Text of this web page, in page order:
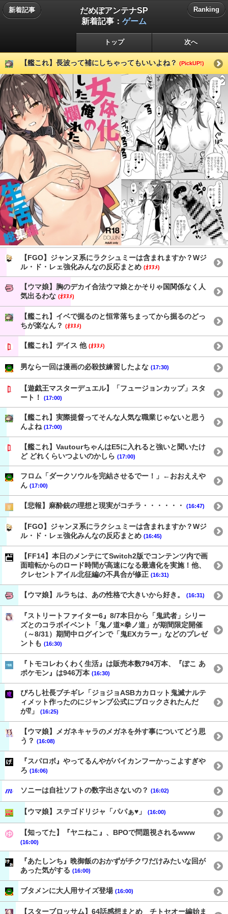
新着記事
だめぽアンテナSP
新着記事： ゲーム
Ranking
トップ 次へ
【艦これ】長波って補にしちゃってもいいよね？ (PickUP!)
【FGO】ジャンヌ系にラクシュミーは含まれますか？Wジ
ル・ド・レェ強化みんなの反応まとめ (ｵﾇﾇﾒ)
【ウマ娘】胸のデカイ合法ウマ娘とかそりゃ国関係なく人
気出るわな (ｵﾇﾇﾒ)
【艦これ】イベで掘るのと恒常落ちまってから掘るのどっ
ちが楽なん？ (ｵﾇﾇﾒ)
【艦これ】デイス 他 (ｵﾇﾇﾒ)
男なら一回は漫画の必殺技練習したよな (17:30)
【遊戯王マスターデュエル】「フュージョンカップ」スタ
ート！
(17:00)
【艦これ】実際提督ってそんな人気な職業じゃないと思う
んよね (17:00)
【艦これ】VautourちゃんはE5に入れると強いと聞いたけ
ど どれくらいつよいのかしら (17:00)
フロム「ダークソウルを完結させるでー！」←おおええや
ん (17:00)
【悲報】麻酔銃の理想と現実がコチラ・・・・・・ (16:47)
【FGO】ジャンヌ系にラクシュミーは含まれますか？Wジ
ル・ド・レェ強化みんなの反応まとめ (16:45)
【FF14】本日のメンテにてSwitch2版でコンテンツ内で画
面暗転からのロード時間が高速になる最適化を実施！他、
クレセントアイル北征編の不具合が修正 (16:31)
【ウマ娘】ルラちは、あの性格で大きいから好き。 (16:31)
『ストリートファイター6』8/7本日から「鬼武者」シリー
ズとのコラボイベント「鬼ノ道×拳ノ道」が期間限定開催
（～8/31）期間中ログインで「鬼EXカラー」などのプレゼ
ントも (16:30)
『トモコレわくわく生活』は販売本数794万本、『ぽこ あ
ポケモン』は946万本 (16:30)
ぴろし社長ブチギレ「ジョジョASBカカロット鬼滅ナルテ
ィメット作ったのにジャンブ公式にブロックされたんだ
が⁉」
(16:25)
【ウマ娘】メガネキャラのメガネを外す事についてどう思
う？ (16:08)
『スパロボ』やってるんやがバイカンフーかっこよすぎや
ろ (16:06)
ソニーは自社ソフトの数字出さないの？ (16:02)
【ウマ娘】ステゴドリジャ「パパぁ♥」 (16:00)
【知ってた】『ヤニねこ』、BPOで問題視されるwww
(16:00)
『あたしンち』晩御飯のおかずがチクワだけみたいな回が
あった気がする (16:00)
ブタメンに大人用サイズ登場 (16:00)
【スターブロッサム】64話感想まとめ チトセオー編始ま